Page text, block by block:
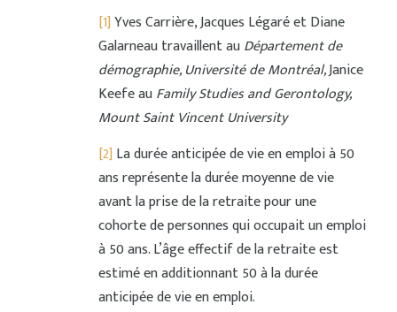
[1]Yves Carrière, Jacques Légaré et Diane
Galarneau travaillent auDépartement de
démographie, Université de Montréal,Janice
Keefe auFamily Studies and Gerontology,
Mount Saint Vincent University
[2] La durée anticipée de vie en emploi à 50
ans représente la durée moyenne de vie
avant la prise de la retraite pour une
cohorte de personnes qui occupait un emploi
à 50 ans. L’âge effectif de la retraite est
estimé en additionnant 50 à la durée
anticipée de vie en emploi.